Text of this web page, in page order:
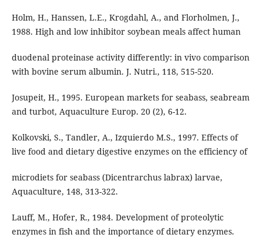
Holm, H., Hanssen, L.E., Krogdahl, A., and Florholmen, J.,
1988. High and low inhibitor soybean meals affect human
duodenal proteinase activity differently: in vivo comparison
with bovine serum albumin. J. Nutri., 118, 515-520.
Josupeit, H., 1995. European markets for seabass, seabream
and turbot, Aquaculture Europ. 20 (2), 6-12.
Kolkovski, S., Tandler, A., Izquierdo M.S., 1997. Effects of
live food and dietary digestive enzymes on the efficiency of
microdiets for seabass (Dicentrarchus labrax) larvae,
Aquaculture, 148, 313-322.
Lauff, M., Hofer, R., 1984. Development of proteolytic
enzymes in fish and the importance of dietary enzymes.